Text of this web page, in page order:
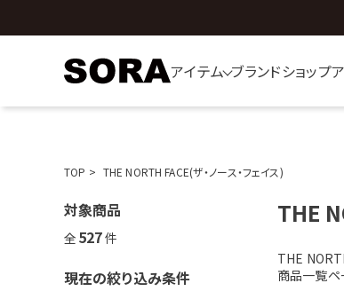
アイテム ブランドショップ
TOP THE NORTH FACE(ザ・ノース・フェイス)
対象商品
全 527件
現在の絞り込み条件
THE
THE
商品一覧ペ